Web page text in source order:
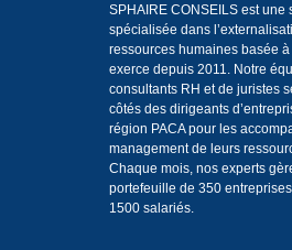
SPHAIRE CONSEILS est une
spécialisée dans
ressources humaines basée
exerce depuis 2011. Notre
consultants RH et de juristes
côtés des dirigeants
région PACA pour les
management de leurs
Chaque mois, nos experts
portefeuille de 350
1500 salariés.